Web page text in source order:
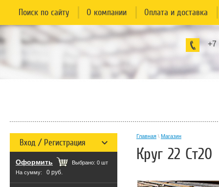
+7
Поиск по сайту О компании Оплата и доставка
Главная \ Магазин
Круг 22 Ст20
Вход / Регистрация
Оформить Выбрано: 0 шт
На сумму:
0 руб.